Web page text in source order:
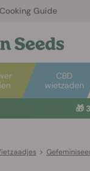
Cooking Guide
CBD
wietzaden
🎁
>